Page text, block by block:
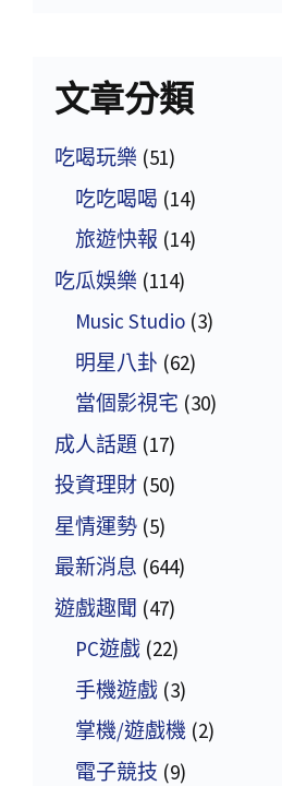
文章分類
吃喝玩樂 (51)
吃吃喝喝 (14)
旅遊快報 (14)
吃瓜娛樂 (114)
Music Studio (3)
明星八卦 (62)
當個影視宅 (30)
成人話題 (17)
投資理財 (50)
星情運勢 (5)
最新消息 (644)
遊戲趣聞 (47)
PC遊戲 (22)
手機遊戲 (3)
掌機/遊戲機 (2)
電子競技 (9)